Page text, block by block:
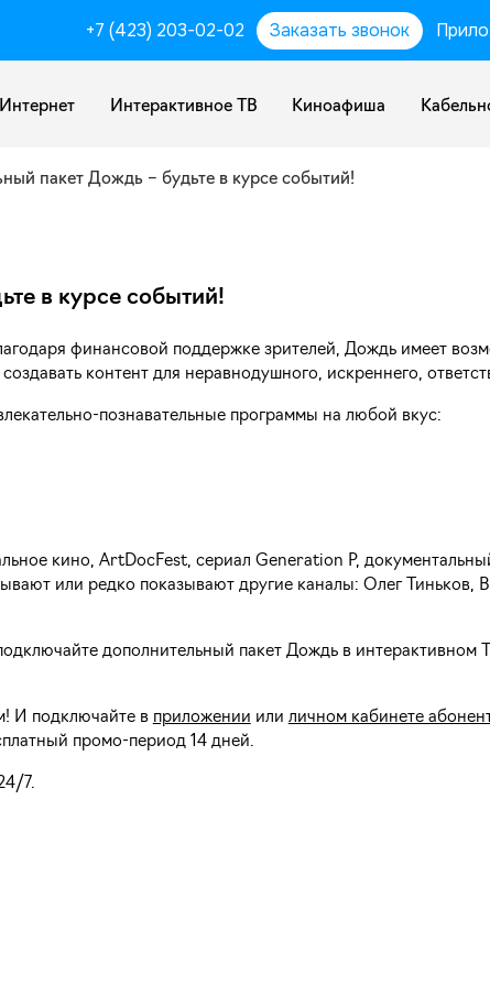
+7 (423) 203-02-02 Заказать звонок
Интернет Интерактивное ТВ Киноафиша
пакет Дождь – будьте в курсе событий!
в курсе событий!
финансовой поддержке зрителей, Дождь имеет
контент для неравнодушного, искреннего,
познавательные программы на любой вкус:
кино, ArtDocFest, сериал Generation P,
или редко показывают другие каналы: Олег
дополнительный пакет Дождь в
И подключайте в приложении или личном кабинете
промо-период 14 дней.
7.